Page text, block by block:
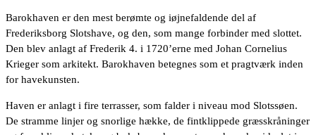
Barokhaven er den mest berømte og iøjnefaldende del af
Frederiksborg Slotshave, og den, som mange forbinder med slottet.
Den blev anlagt af Frederik 4. i 1720’erne med Johan Cornelius
Krieger som arkitekt. Barokhaven betegnes som et pragtværk inden
for havekunsten.
Haven er anlagt i fire terrasser, som falder i niveau mod Slotssøen.
De stramme linjer og snorlige hække, de fintklippede græsskråninger